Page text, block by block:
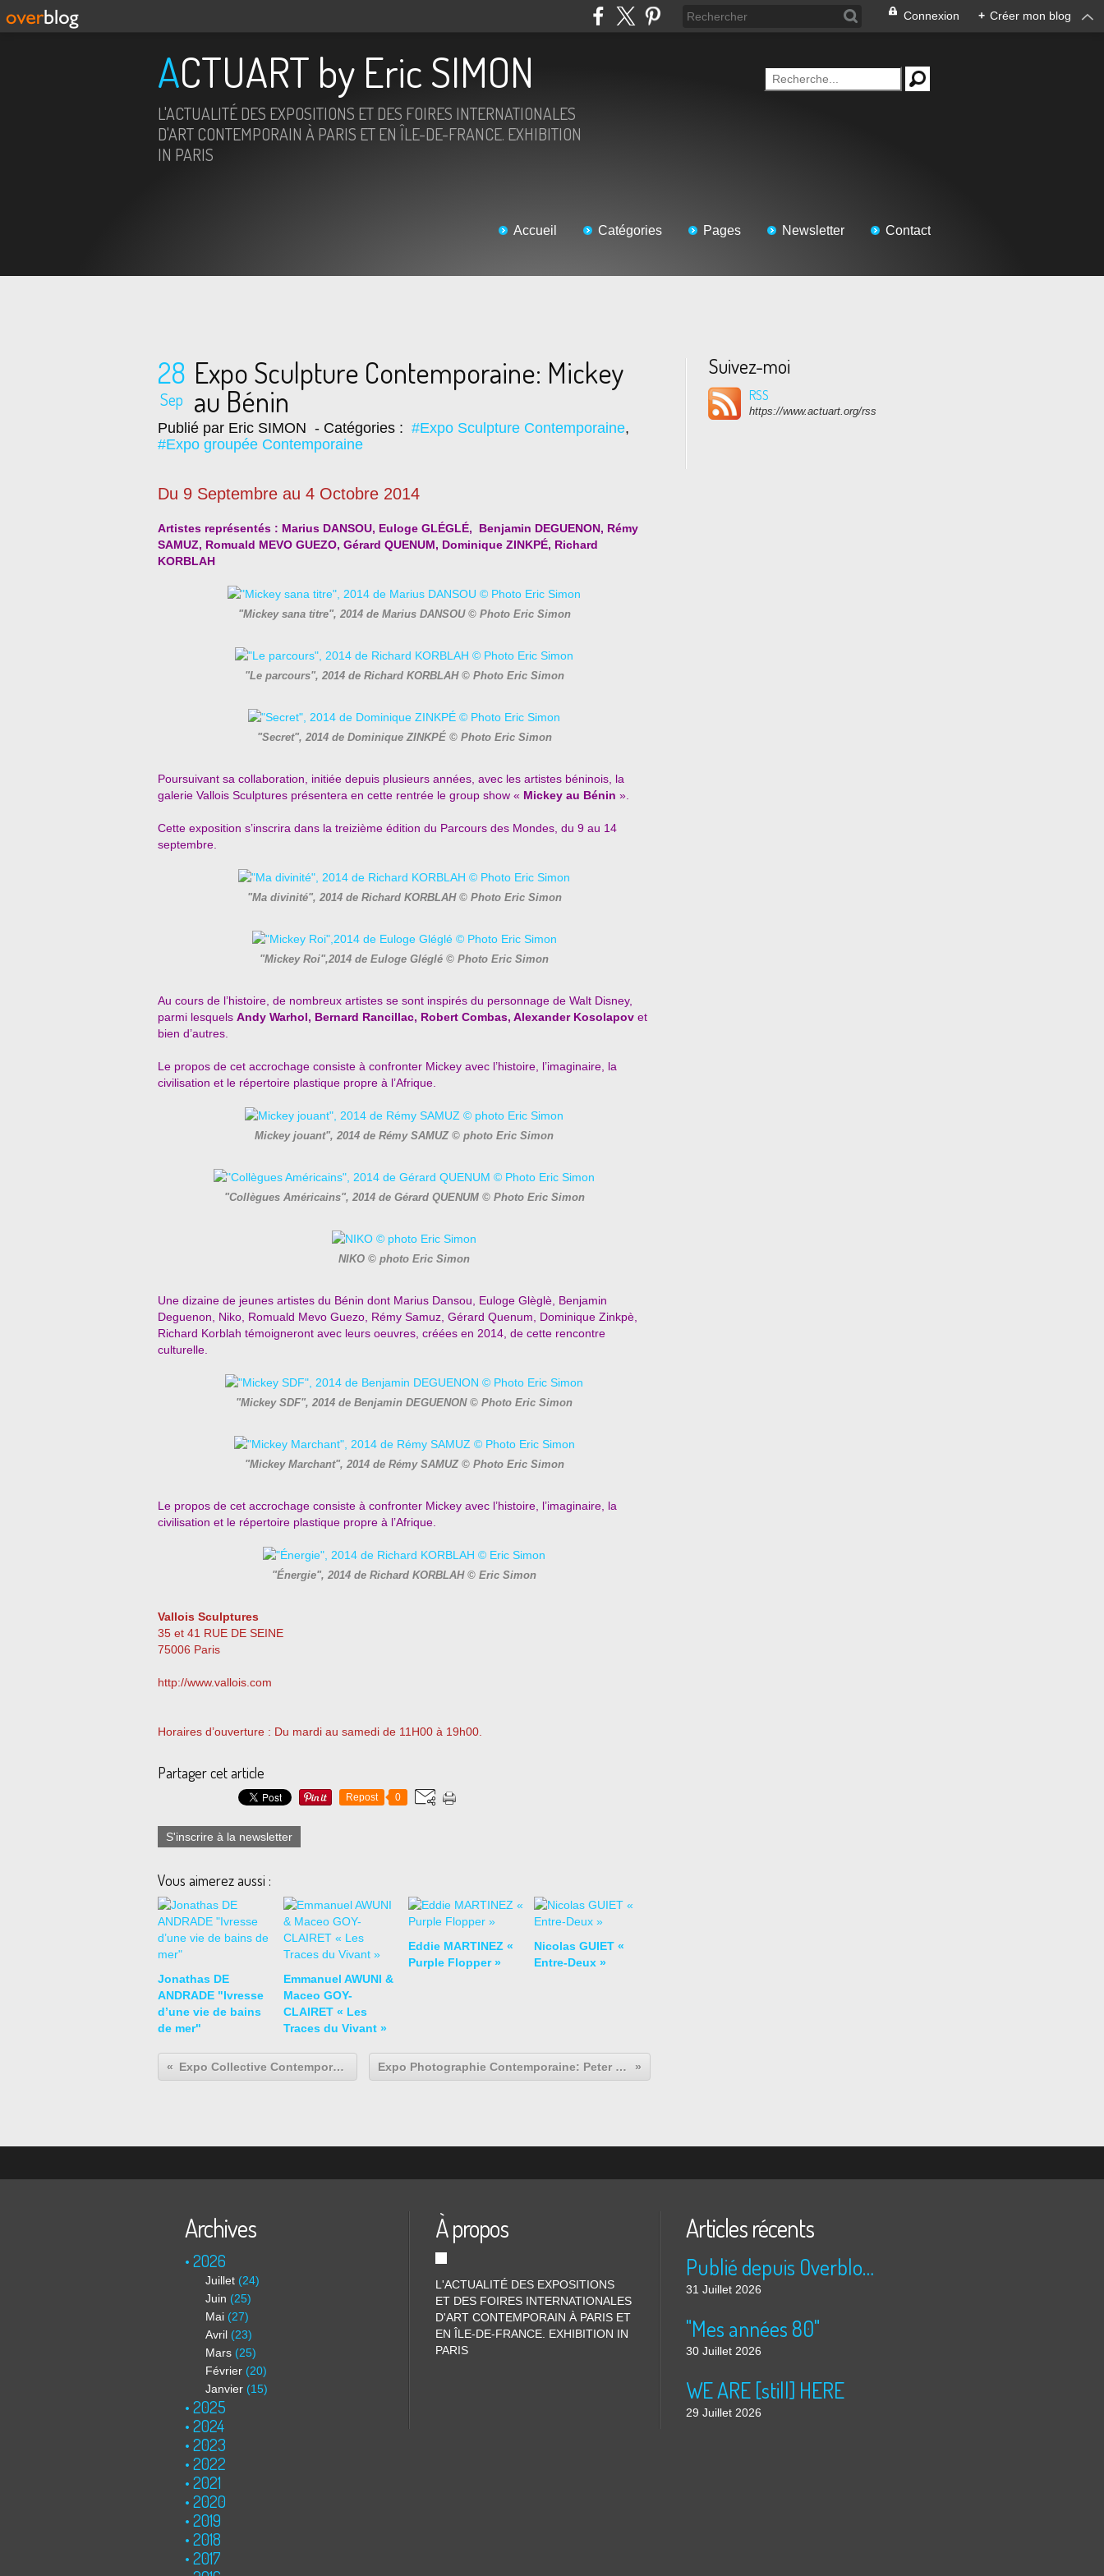
Connexion + Créer mon blog
ACTUART by Eric SIMON
L'ACTUALITÉ DES EXPOSITIONS ET DES FOIRES INTERNATIONALES
D'ART CONTEMPORAIN À PARIS ET EN ÎLE-DE-FRANCE. EXHIBITION
IN PARIS
Accueil Catégories Pages Newsletter Contact
28
Sep
Expo Sculpture Contemporaine: Mickey
au Bénin
Publié par Eric SIMON - Catégories : #Expo Sculpture Contemporaine,
#Expo groupée Contemporaine
Du 9 Septembre au 4 Octobre 2014
Artistes représentés : Marius DANSOU, Euloge GLÉGLÉ, Benjamin DEGUENON, Rémy
SAMUZ, Romuald MEVO GUEZO, Gérard QUENUM, Dominique ZINKPÉ, Richard
KORBLAH
"Mickey sana titre", 2014 de Marius DANSOU © Photo Eric Simon
"Le parcours", 2014 de Richard KORBLAH © Photo Eric Simon
"Secret", 2014 de Dominique ZINKPÉ © Photo Eric Simon
Poursuivant sa collaboration, initiée depuis plusieurs années, avec les artistes béninois, la
galerie Vallois Sculptures présentera en cette rentrée le group show « Mickey au Bénin ».
Cette exposition s’inscrira dans la treizième édition du Parcours des Mondes, du 9 au 14
septembre.
"Ma divinité", 2014 de Richard KORBLAH © Photo Eric Simon
"Mickey Roi",2014 de Euloge Gléglé © Photo Eric Simon
Au cours de l’histoire, de nombreux artistes se sont inspirés du personnage de Walt Disney,
parmi lesquels Andy Warhol, Bernard Rancillac, Robert Combas, Alexander Kosolapov et
bien d’autres.
Le propos de cet accrochage consiste à confronter Mickey avec l’histoire, l’imaginaire, la
civilisation et le répertoire plastique propre à l’Afrique.
Mickey jouant", 2014 de Rémy SAMUZ © photo Eric Simon
"Collègues Américains", 2014 de Gérard QUENUM © Photo Eric Simon
NIKO © photo Eric Simon
Une dizaine de jeunes artistes du Bénin dont Marius Dansou, Euloge Glèglè, Benjamin
Deguenon, Niko, Romuald Mevo Guezo, Rémy Samuz, Gérard Quenum, Dominique Zinkpè,
Richard Korblah témoigneront avec leurs oeuvres, créées en 2014, de cette rencontre
culturelle.
"Mickey SDF", 2014 de Benjamin DEGUENON © Photo Eric Simon
"Mickey Marchant", 2014 de Rémy SAMUZ © Photo Eric Simon
Le propos de cet accrochage consiste à confronter Mickey avec l’histoire, l’imaginaire, la
civilisation et le répertoire plastique propre à l’Afrique.
"Énergie", 2014 de Richard KORBLAH © Eric Simon
Vallois Sculptures
35 et 41 RUE DE SEINE
75006 Paris
http://www.vallois.com
Horaires d’ouverture : Du mardi au samedi de 11H00 à 19h00.
Partager cet article
Repost 0
S'inscrire à la newsletter
Vous aimerez aussi :
Jonathas DE
ANDRADE "Ivresse
d’une vie de bains
de mer"
Emmanuel AWUNI &
Maceo GOY-
CLAIRET « Les
Traces du Vivant »
Eddie MARTINEZ «
Purple Flopper »
Nicolas GUIET «
Entre-Deux »
Expo Collective Contemporaine: Trio Expo Photographie Contemporaine: Peter LINDBERGH
Suivez-moi
RSS
https://www.actuart.org/rss
Archives
2026
Juillet (24)
Juin (25)
Mai (27)
Avril (23)
Mars (25)
Février (20)
Janvier (15)
2025
2024
2023
2022
2021
2020
2019
2018
2017
À propos
L'ACTUALITÉ DES EXPOSITIONS
ET DES FOIRES INTERNATIONALES
D'ART CONTEMPORAIN À PARIS ET
EN ÎLE-DE-FRANCE. EXHIBITION IN
PARIS
Articles récents
Publié depuis Overblog et Facebook
31 Juillet 2026
"Mes années 80"
30 Juillet 2026
WE ARE [still] HERE
29 Juillet 2026